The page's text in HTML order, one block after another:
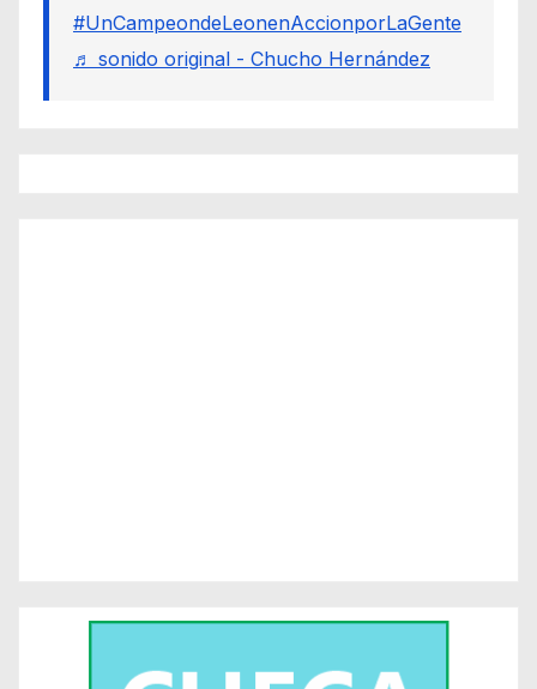
#UnCampeondeLeonenAccionporLaGente
♬ sonido original - Chucho Hernández